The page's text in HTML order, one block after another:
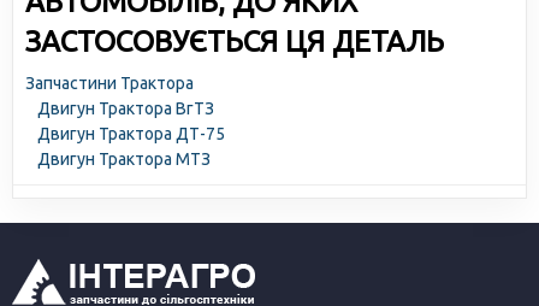
ЗАСТОСОВУЄТЬСЯ ЦЯ ДЕТАЛЬ
Запчастини Трактора
Двигун Трактора ВгТЗ
Двигун Трактора ДТ-75
Двигун Трактора МТЗ